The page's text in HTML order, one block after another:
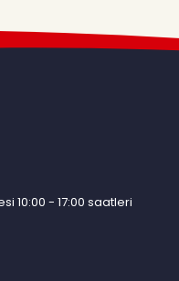
10:00 - 17:00 saatleri